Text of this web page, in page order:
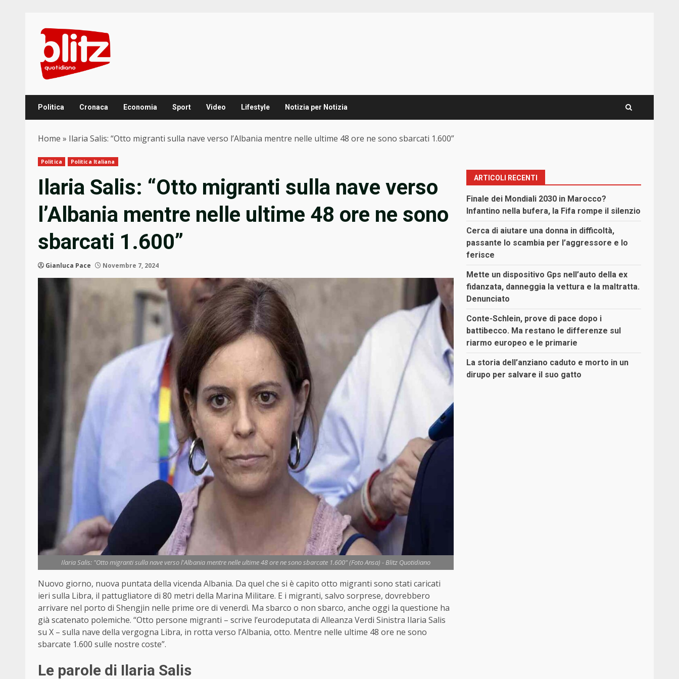
content
Politica Cronaca Economia Sport Video Lifestyle Notizia per Notizia
Home » Ilaria Salis: “Otto migranti sulla nave verso l’Albania mentre nelle ultime 48 ore ne sono sbarcati 1.600”
Politica Politica Italiana
Ilaria Salis: “Otto migranti sulla nave verso
l’Albania mentre nelle ultime 48 ore ne sono
sbarcati 1.600”
Gianluca Pace Novembre 7, 2024
Ilaria Salis: "Otto migranti sulla nave verso l'Albania mentre nelle ultime 48 ore ne sono sbarcate 1.600" (Foto Ansa) - Blitz Quotidiano
Nuovo giorno, nuova puntata della vicenda Albania. Da quel che si è capito otto migranti sono stati caricati
ieri sulla Libra, il pattugliatore di 80 metri della Marina Militare. E i migranti, salvo sorprese, dovrebbero
arrivare nel porto di Shengjin nelle prime ore di venerdì. Ma sbarco o non sbarco, anche oggi la questione ha
già scatenato polemiche. “Otto persone migranti – scrive l’eurodeputata di Alleanza Verdi Sinistra Ilaria Salis
su X – sulla nave della vergogna Libra, in rotta verso l’Albania, otto. Mentre nelle ultime 48 ore ne sono
sbarcate 1.600 sulle nostre coste”.
Le parole di Ilaria Salis
ARTICOLI RECENTI
Finale dei Mondiali 2030 in Marocco?
Infantino nella bufera, la Fifa rompe il silenzio
Cerca di aiutare una donna in difficoltà,
passante lo scambia per l’aggressore e lo
ferisce
Mette un dispositivo Gps nell’auto della ex
fidanzata, danneggia la vettura e la maltratta.
Denunciato
Conte-Schlein, prove di pace dopo i
battibecco. Ma restano le differenze sul
riarmo europeo e le primarie
La storia dell’anziano caduto e morto in un
dirupo per salvare il suo gatto